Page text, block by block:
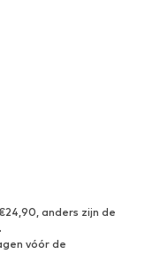
anders zijn de
vóór de